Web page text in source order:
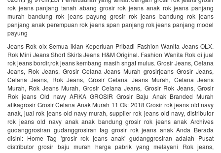
rok jeans panjang tanah abang grosir rok jeans anak rok jeans panjang
murah bandung rok jeans payung grosir rok jeans bandung rok jeans
panjang anak perempuan rok jeans span panjang rok jeans panjang model
payung
Jeans Rok olx Semua iklan Keperluan Pribadi Fashion Wanita Jeans OLX.
Rok Mini Jeans Short Skirts Jeans H&M Original. Fashion Wanita Rok di jual
rok jeans bordir,rok jeans kembang masih sngat mulus. Grosir Jeans, Celana
Jeans, Rok Jeans, Grosir Celana Jeans Murah grosirjeans Grosir Jeans,
Celana Jeans, Rok Jeans, Grosir Celana Jeans Murah, Celana Jeans
Murah, Rok Jeans Murah, Grosir Celana Jeans, Grosir Rok Jeans, Grosir
Rok jeans Old navy AFIKA GROSIR Grosir Baju Anak Branded Murah
afikagrosir Grosir Celana Anak Murah 11 Okt 2018 Grosir rok jeans old navy
anak, jual rok jeans old navy murah, supplier rok jeans old navy, distributor
rok jeans old navy anak anak bandung grosir rok jeans anak Archives
gudanggrosiran gudanggrosiran tag grosir rok jeans anak Anda Berada
disini: Home Tag 'grosir rok jeans anak' gudanggrosiran adalah Pusat
distributor grosir baju murah harga pabrik yang melayani Rok jeans,